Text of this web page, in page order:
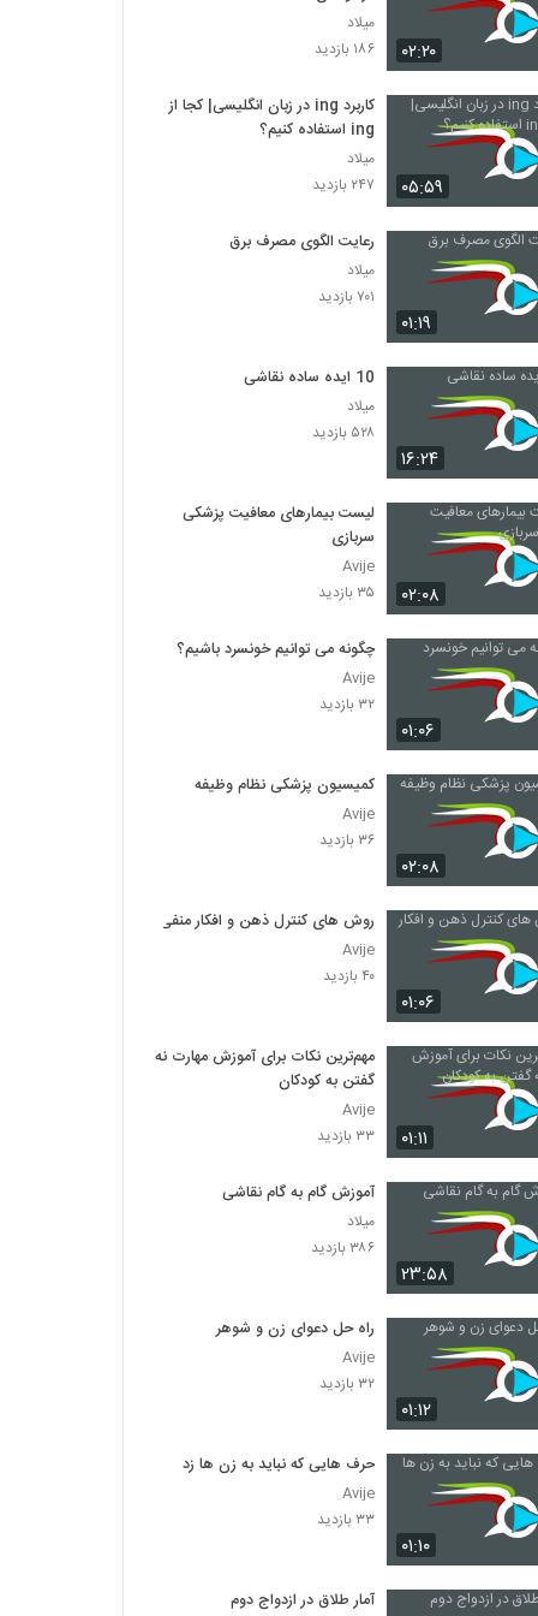
۰۲:۲۰
میلاد
۱۸۶ بازدید
۰۵:۵۹
کاربرد ing در زبان انگلیسی| کجا از
ing استفاده کنیم؟
میلاد
۲۴۷ بازدید
۰۱:۱۹
رعایت الگوی مصرف برق
میلاد
۷۰۱ بازدید
۱۶:۲۴
10 ایده ساده نقاشی
میلاد
۵۲۸ بازدید
۰۲:۰۸
لیست بیمارهای معافیت پزشکی
سربازی
Avije
۳۵ بازدید
۰۱:۰۶
چگونه می توانیم خونسرد باشیم؟
Avije
۳۲ بازدید
۰۲:۰۸
کمیسیون پزشکی نظام وظیفه
Avije
۳۶ بازدید
۰۱:۰۶
روش های کنترل ذهن و افکار منفی
Avije
۴۰ بازدید
۰۱:۱۱
مهم‌ترین نکات برای آموزش مهارت نه
گفتن به کودکان
Avije
۳۳ بازدید
۲۳:۵۸
آموزش گام به گام نقاشی
میلاد
۳۸۶ بازدید
۰۱:۱۲
راه حل دعوای زن و شوهر
Avije
۳۲ بازدید
۰۱:۱۰
حرف هایی که نباید به زن ها زد
Avije
۳۳ بازدید
آمار طلاق در ازدواج دوم